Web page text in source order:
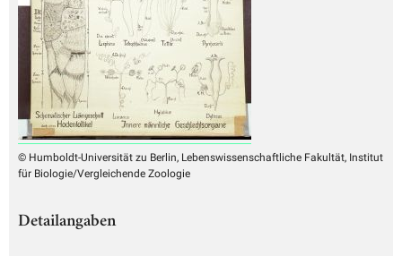
© Humboldt-Universität zu Berlin, Lebenswissenschaftliche Fakultät, Institut
für Biologie/Vergleichende Zoologie
Detailangaben